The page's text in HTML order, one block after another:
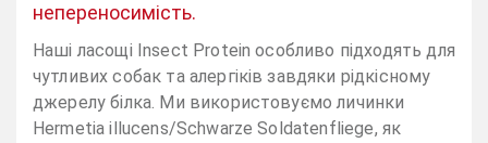
непереносимість.
Наші ласощі Insect Protein особливо підходять для
чутливих собак та алергіків завдяки рідкісному
джерелу білка. Ми використовуємо личинки
Hermetia illucens/Schwarze Soldatenfliege, як